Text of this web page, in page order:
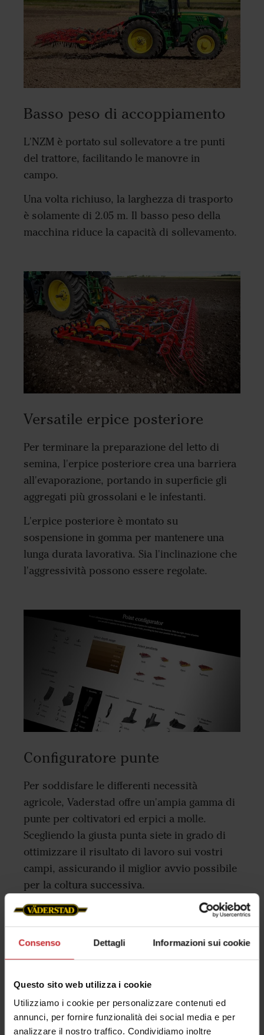
Consenso Dettagli Informazioni sui cookie
Questo sito web utilizza i cookie
Utilizziamo i cookie per personalizzare contenuti ed
annunci, per fornire funzionalità dei social media e per
analizzare il nostro traffico. Condividiamo inoltre
Basso peso di accoppiamento
L'NZM è portato sul sollevatore a tre punti
del trattore, facilitando le manovre in
campo.
Una volta richiuso, la larghezza di trasporto
è solamente di 2.05 m. Il basso peso della
macchina riduce la capacità di sollevamento.
Versatile erpice posteriore
Per terminare la preparazione del letto di
semina, l'erpice posteriore crea una barriera
all'evaporazione, portando in superficie gli
aggregati più grossolani e le infestanti.
L'erpice posteriore è montato su
sospensione in gomma per mantenere una
lunga durata lavorativa. Sia l'inclinazione che
l'aggressività possono essere regolate.
Configuratore punte
Per soddisfare le differenti necessità
agricole, Vaderstad offre un'ampia gamma di
punte per coltivatori ed erpici a molle.
Scegliendo la giusta punta siete in grado di
ottimizzare il risultato di lavoro sui vostri
campi, assicurando il miglior avvio possibile
per la coltura successiva.
Per saperne di più